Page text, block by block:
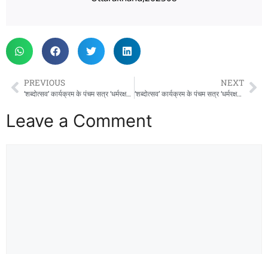
PREVIOUS
‘शब्दोत्सव’ कार्यक्रम के पंचम सत्र ‘धर्मरक्षक धामी’ में पहुंचे मुख्यमंत्री पुष्कर सिंह धामी
NEXT
‘शब्दोत्सव’ कार्यक्रम के पंचम सत्र ‘धर्मरक्षक धामी’ में पहुंचे मुख्यमंत्री पुष्कर सिंह धामी
Leave a Comment